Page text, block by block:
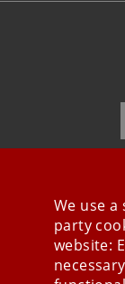
We use
party
website: